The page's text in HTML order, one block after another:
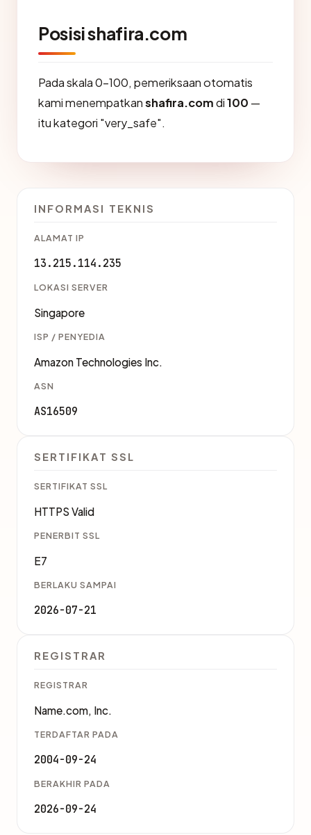
Posisi shafira.com
Pada skala 0-100, pemeriksaan otomatis
kami menempatkanshafira.comdi100 —
itu kategori "very_safe".
INFORMASI TEKNIS
ALAMAT IP
13.215.114.235
LOKASI SERVER
Singapore
ISP / PENYEDIA
Amazon Technologies Inc.
ASN
AS16509
SERTIFIKAT SSL
SERTIFIKAT SSL
HTTPS Valid
PENERBIT SSL
E7
BERLAKU SAMPAI
2026-07-21
REGISTRAR
REGISTRAR
Name.com, Inc.
TERDAFTAR PADA
2004-09-24
BERAKHIR PADA
2026-09-24